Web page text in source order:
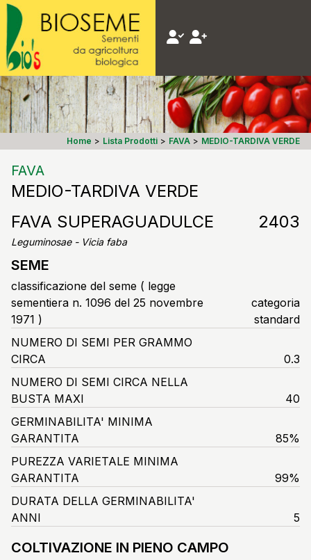
Home > Lista Prodotti > FAVA > MEDIO-TARDIVA VERDE
FAVA
MEDIO-TARDIVA VERDE
FAVA SUPERAGUADULCE
2403
Leguminosae - Vicia faba
SEME
classificazione del seme ( legge
sementiera n. 1096 del 25 novembre
1971 )
categoria
standard
NUMERO DI SEMI PER GRAMMO
CIRCA
0.3
NUMERO DI SEMI CIRCA NELLA
BUSTA MAXI
40
GERMINABILITA' MINIMA
GARANTITA
85%
PUREZZA VARIETALE MINIMA
GARANTITA
99%
DURATA DELLA GERMINABILITA'
ANNI
5
COLTIVAZIONE IN PIENO CAMPO